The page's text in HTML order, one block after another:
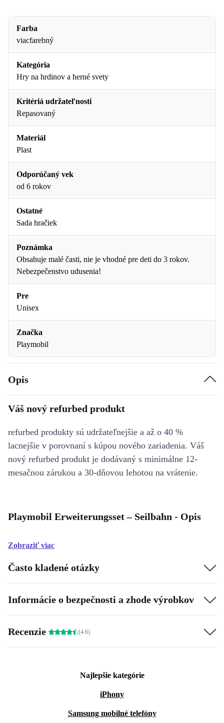
Farba
viacfarebný
Kategória
Hry na hrdinov a herné svety
Kritériá udržateľnosti
Repasovaný
Materiál
Plast
Odporúčaný vek
od 6 rokov
Ostatné
Sada hračiek
Poznámka
Obsahuje malé časti, nie je vhodné pre deti do 3 rokov.
Nebezpečenstvo udusenia!
Pre
Unisex
Značka
Playmobil
Opis
Váš nový refurbed produkt
refurbed produkty sú udržateľnejšie a až o 40 %
lacnejšie v porovnaní s kúpou nového zariadenia. Váš
nový refurbed produkt je dodávaný s minimálne 12-
mesačnou zárukou a 30-dňovou lehotou na vrátenie.
Playmobil Erweiterungsset – Seilbahn - Opis
Zobraziť viac
Často kladené otázky
Informácie o bezpečnosti a zhode výrobkov
Recenzie (4.6)
Najlepšie kategórie
iPhony
Samsung mobilné telefóny